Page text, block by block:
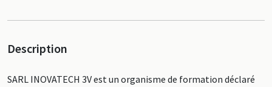
Description
SARL INOVATECH 3V est un organisme de formation déclaré